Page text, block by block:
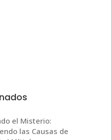
el Misterio:
las Causas de